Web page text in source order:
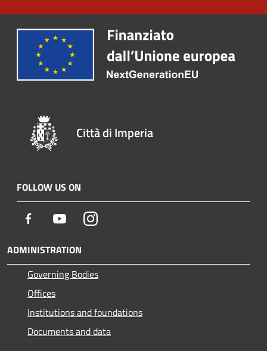
Città di Imperia
FOLLOW US ON
Facebook YoutubeInstagram
ADMINISTRATION
Governing Bodies
Offices
Institutions and foundations
Documents and data